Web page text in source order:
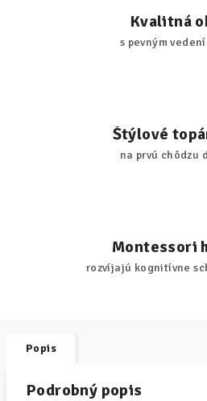
Kvalitná
s pevným
Štýlové
na prvú chôdzu
Montessori
rozvíjajú kognitívne
Popis
Podrobný popis